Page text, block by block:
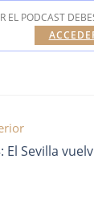
EL PODCAST
El Sevilla